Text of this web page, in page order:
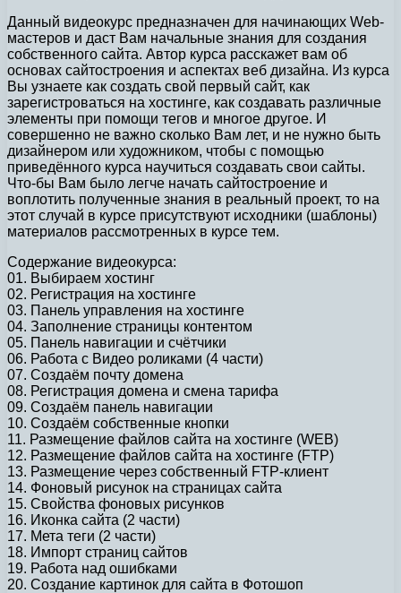
Данный видеокурс предназначен для начинающих Web-
мастеров и даст Вам начальные знания для создания
собственного сайта. Автор курса расскажет вам об
основах сайтостроения и аспектах веб дизайна. Из курса
Вы узнаете как создать свой первый сайт, как
зарегистроваться на хостинге, как создавать различные
элементы при помощи тегов и многое другое. И
совершенно не важно сколько Вам лет, и не нужно быть
дизайнером или художником, чтобы с помощью
приведённого курса научиться создавать свои сайты.
Что-бы Вам было легче начать сайтостроение и
воплотить полученные знания в реальный проект, то на
этот случай в курсе присутствуют исходники (шаблоны)
материалов рассмотренных в курсе тем.
Содержание видеокурса:
01. Выбираем хостинг
02. Регистрация на хостинге
03. Панель управления на хостинге
04. Заполнение страницы контентом
05. Панель навигации и счётчики
06. Работа с Видео роликами (4 части)
07. Создаём почту домена
08. Регистрация домена и смена тарифа
09. Создаём панель навигации
10. Создаём собственные кнопки
11. Размещение файлов сайта на хостинге (WEB)
12. Размещение файлов сайта на хостинге (FTP)
13. Размещение через собственный FTP-клиент
14. Фоновый рисунок на страницах сайта
15. Свойства фоновых рисунков
16. Иконка сайта (2 части)
17. Мета теги (2 части)
18. Импорт страниц сайтов
19. Работа над ошибками
20. Создание картинок для сайта в Фотошоп